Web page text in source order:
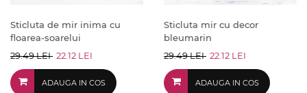
Sticluta de mir inima cu
floarea-soarelui
29.49 LEI 22.12 LEI
ADAUGA IN COS
Sticluta mir cu decor
bleumarin
29.49 LEI 22.12 LEI
ADAUGA IN COS